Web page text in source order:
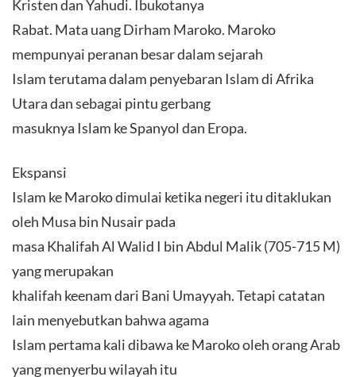
Kristen dan Yahudi. Ibukotanya
Rabat. Mata uang Dirham Maroko. Maroko
mempunyai peranan besar dalam sejarah
Islam terutama dalam penyebaran Islam di Afrika
Utara dan sebagai pintu gerbang
masuknya Islam ke Spanyol dan Eropa.
Ekspansi
Islam ke Maroko dimulai ketika negeri itu ditaklukan
oleh Musa bin Nusair pada
masa Khalifah Al Walid I bin Abdul Malik (705-715 M)
yang merupakan
khalifah keenam dari Bani Umayyah. Tetapi catatan
lain menyebutkan bahwa agama
Islam pertama kali dibawa ke Maroko oleh orang Arab
yang menyerbu wilayah itu